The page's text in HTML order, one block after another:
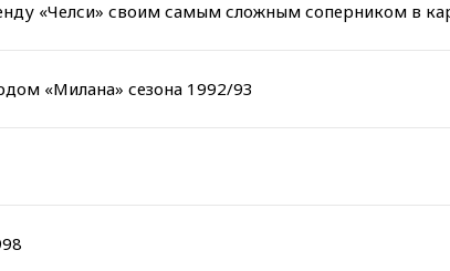
«Челси» своим самым сложным соперником в
«Милана» сезона 1992/93